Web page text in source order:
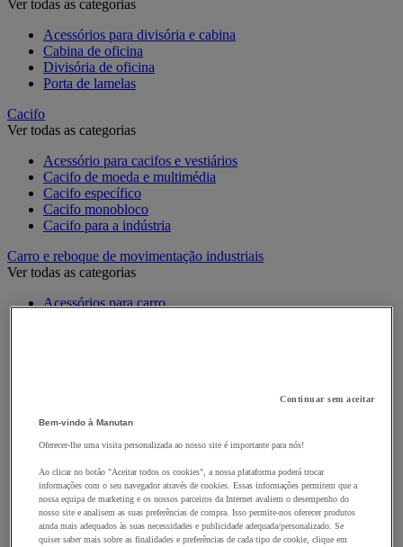
Ver todas as categorias
Acessórios para divisória e cabina
Cabina de oficina
Divisória de oficina
Porta de lamelas
Cacifo
Ver todas as categorias
Acessório para cacifos e vestiários
Cacifo de moeda e multimédia
Cacifo específico
Cacifo monobloco
Cacifo para a indústria
Carro e reboque de movimentação industriais
Ver todas as categorias
Acessórios para carro
Carro eléctrico
Carro para caixas
Carro para carga comprida e volumosa
Carros com espaldar fixo e taipal
Carros de preparação de encomendas
Reboque industrial
Serviço e Manipulação
Continuar sem aceitar
Bem-vindo à Manutan
Oferecer-lhe uma visita personalizada ao nosso site é importante para nós!
Ao clicar no botão "Aceitar todos os cookies", a nossa plataforma poderá trocar
informações com o seu navegador através de cookies. Essas informações permitem que a
nossa equipa de marketing e os nossos parceiros da Internet avaliem o desempenho do
nosso site e analisem as suas preferências de compra. Isso permite-nos oferecer produtos
ainda mais adequados às suas necessidades e publicidade adequada/personalizado. Se
quiser saber mais sobre as finalidades e preferências de cada tipo de cookie, clique em